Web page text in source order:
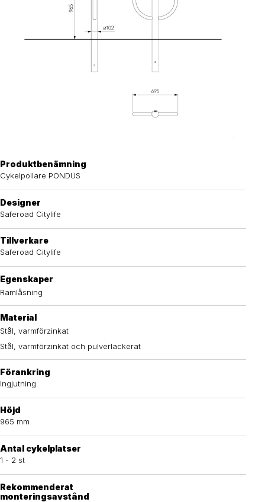
Produktbenämning
Cykelpollare PONDUS
Designer
Saferoad Citylife
Tillverkare
Saferoad Citylife
Egenskaper
Ramlåsning
Material
Stål, varmförzinkat
Stål, varmförzinkat och pulverlackerat
Förankring
Ingjutning
Höjd
965 mm
Antal cykelplatser
1 - 2 st
Rekommenderat
monteringsavstånd